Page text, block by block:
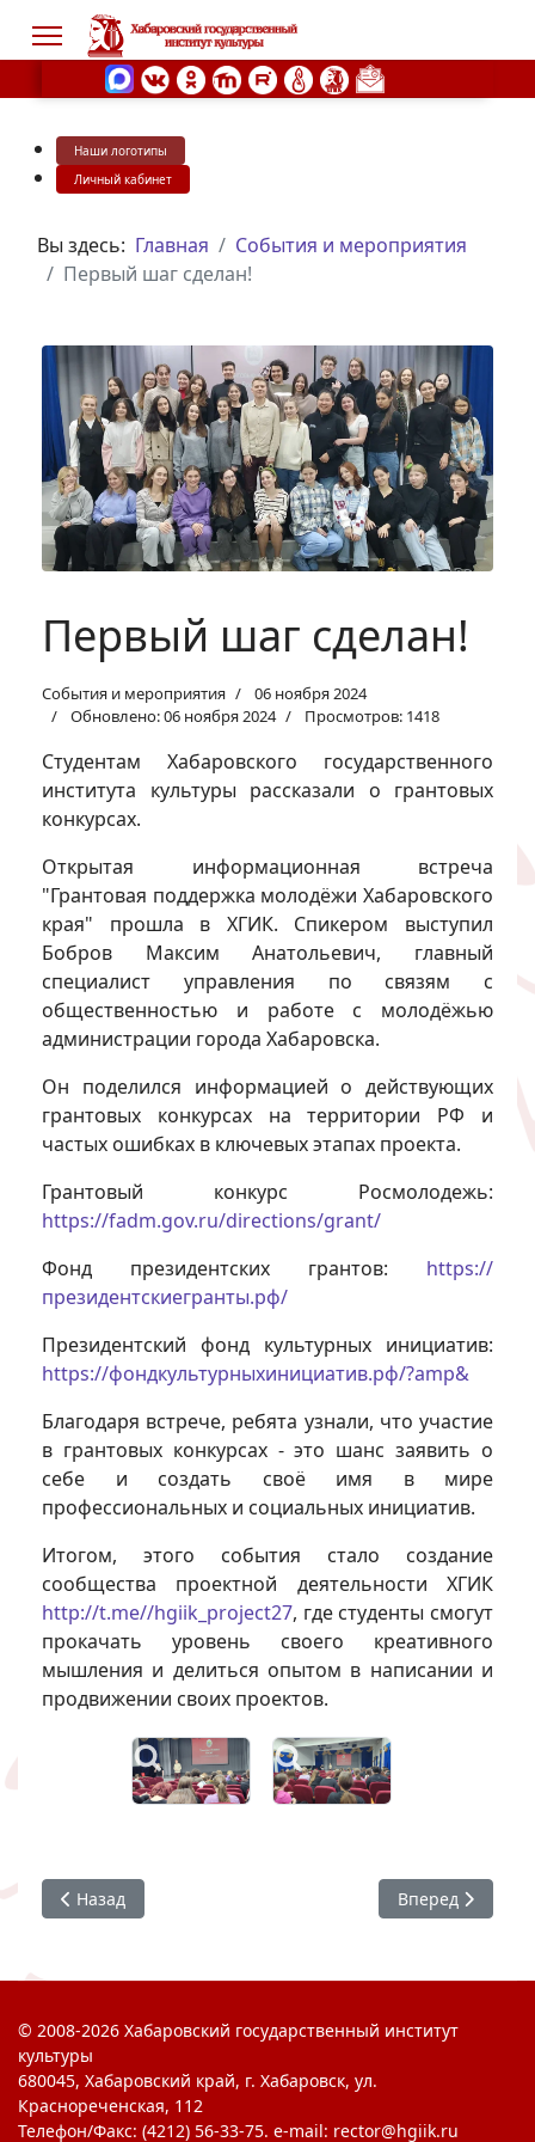
Наши логотипы
Личный кабинет
Вы здесь: Главная
События и мероприятия
Первый шаг сделан!
Первый шаг сделан!
События и мероприятия
06 ноября 2024
Обновлено: 06 ноября 2024
Просмотров: 1418
Студентам Хабаровского государственного
института культуры рассказали о грантовых
конкурсах.
Открытая информационная встреча
"Грантовая поддержка молодёжи Хабаровского
края" прошла в ХГИК. Спикером выступил
Бобров Максим Анатольевич, главный
специалист управления по связям с
общественностью и работе с молодёжью
администрации города Хабаровска.
Он поделился информацией о действующих
грантовых конкурсах на территории РФ и
частых ошибках в ключевых этапах проекта.
Грантовый конкурс Росмолодежь:
https://fadm.gov.ru/directions/grant/
Фонд президентских грантов: https://
президентскиегранты.рф/
Президентский фонд культурных инициатив:
https://фондкультурныхинициатив.рф/?amp&
Благодаря встрече, ребята узнали, что участие
в грантовых конкурсах - это шанс заявить о
себе и создать своё имя в мире
профессиональных и социальных инициатив.
Итогом, этого события стало создание
сообщества проектной деятельности ХГИК
http://t.me//hgiik_project27, где студенты смогут
прокачать уровень своего креативного
мышления и делиться опытом в написании и
продвижении своих проектов.
Предыдущий: #ХГИК : поздравляем с Днём
Назад Следующий:
Вперед
© 2008-2026 Хабаровский государственный институт
культуры
680045, Хабаровский край, г. Хабаровск, ул.
Краснореченская, 112
Телефон/Факс: (4212) 56-33-75. e-mail: rector@hgiik.ru